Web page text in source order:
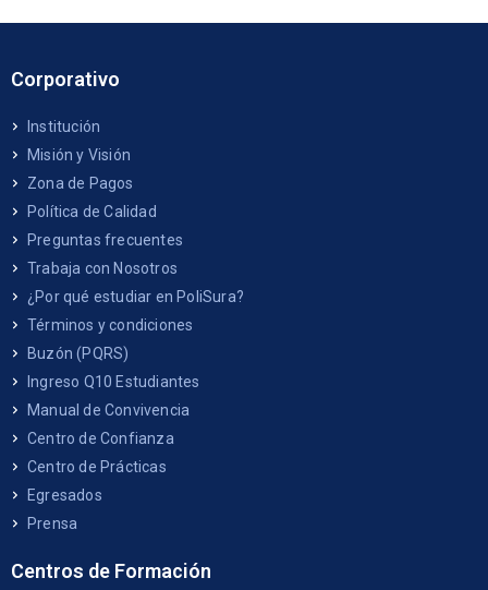
Corporativo
Institución
Misión y Visión
Zona de Pagos
Política de Calidad
Preguntas frecuentes
Trabaja con Nosotros
¿Por qué estudiar en PoliSura?
Términos y condiciones
Buzón (PQRS)
Ingreso Q10 Estudiantes
Manual de Convivencia
Centro de Confianza
Centro de Prácticas
Egresados
Prensa
Centros de Formación